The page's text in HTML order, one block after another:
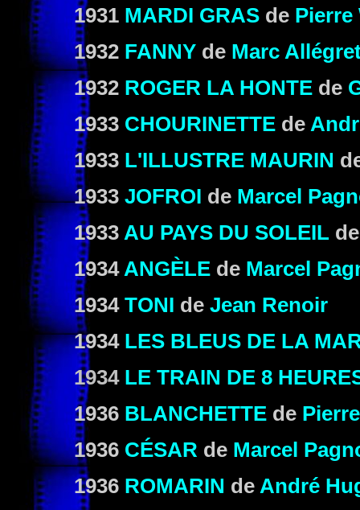
1931 MARDI GRAS de Pierre
1932 FANNY de Marc
1932 ROGER LA HONTE de
1933 CHOURINETTE de
1933 L'ILLUSTRE MAURIN
1933 JOFROI de Marcel
1933 AU PAYS DU SOLEIL
1934 ANGÈLE de Marcel
1934 TONI de Jean Renoir
1934 LES BLEUS DE LA
1934 LE TRAIN DE 8
1936 BLANCHETTE de
1936 CÉSAR de Marcel
1936 ROMARIN de André